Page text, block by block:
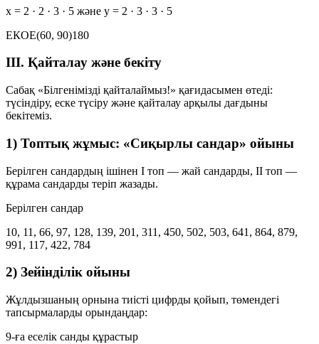
x = 2 · 2 · 3 · 5 және y = 2 · 3 · 3 · 5
ЕКОЕ(60, 90)180
III. Қайталау және бекіту
Сабақ «Білгенімізді қайталаймыз!» қағидасымен өтеді:
түсіндіру, еске түсіру және қайталау арқылы дағдыны
бекітеміз.
1) Топтық жұмыс: «Сиқырлы сандар» ойыны
Берілген сандардың ішінен I топ — жай сандарды, II топ —
құрама сандарды теріп жазады.
Берілген сандар
10, 11, 66, 97, 128, 139, 201, 311, 450, 502, 503, 641, 864, 879,
991, 117, 422, 784
2) Зейінділік ойыны
Жұлдызшаның орнына тиісті цифрды қойып, төмендегі
тапсырмаларды орындаңдар:
9-ға еселік санды құрастыр